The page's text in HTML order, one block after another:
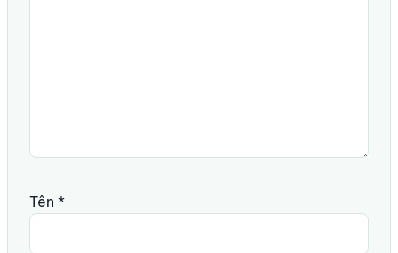
Tên *